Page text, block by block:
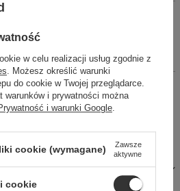
krótszym kroju. Dekolt w kształcie
Rękawy można opuścić
Bluzka wykończona pasem,
do spódnic czy szortów.
na łatwy zwrot
zapłać za 30 dni
w celu realizacji usług zgodnie z
. Możesz określić warunki
do cookie w Twojej przeglądarce.
warunków i prywatności można
i warunki Google.
cookie (wymagane)
Zawsze
aktywne
cookie